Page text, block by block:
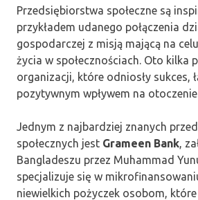
Przedsiębiorstwa społeczne są
przykładem udanego połączenia
gospodarczej z misją mającą na
życia w społecznościach. Oto kilka
organizacji, które odniosły sukces,
pozytywnym wpływem na
Jednym z najbardziej znanych
społecznych jest Grameen Bank,
Bangladeszu przez Muhammad
specjalizuje się w
niewielkich pożyczek osobom,